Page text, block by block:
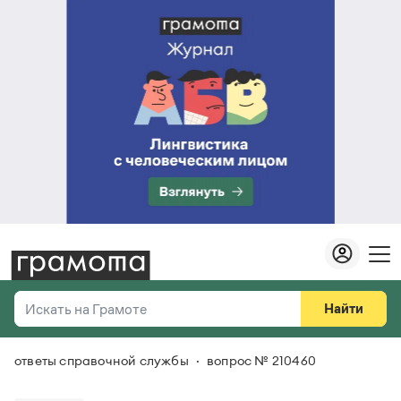
Искать на Грамоте
Справочная служба
Найти
Везде
ответы справочной службы вопрос № 210460